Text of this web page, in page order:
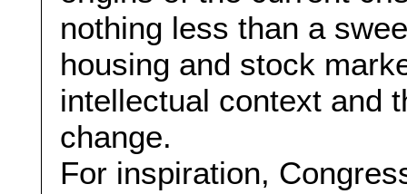
nothing less than a
housing and stock
intellectual context and
change.
For inspiration,